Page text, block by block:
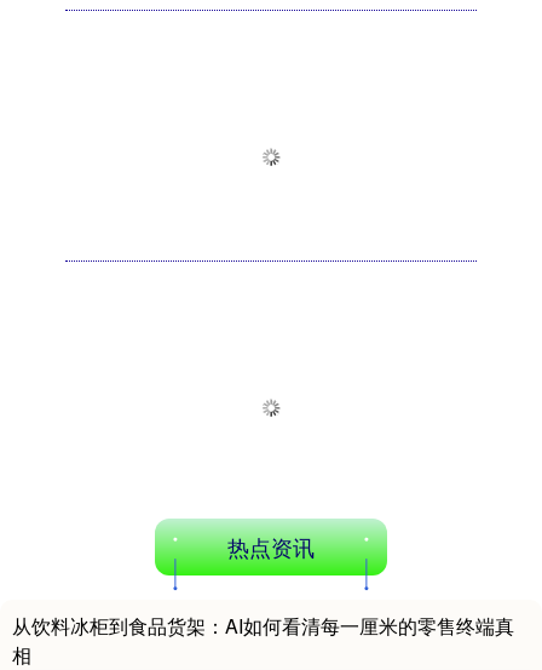
热点资讯
从饮料冰柜到食品货架：AI如何看清每一厘米的零售终端真
相